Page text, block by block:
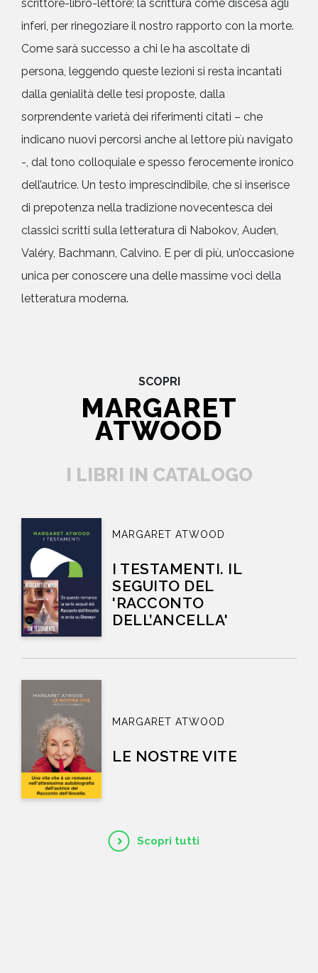
scrittore-libro-lettore; la scrittura come discesa agli
inferi, per rinegoziare il nostro rapporto con la morte.
Come sarà successo a chi le ha ascoltate di
persona, leggendo queste lezioni si resta incantati
dalla genialità delle tesi proposte, dalla
sorprendente varietà dei riferimenti citati – che
indicano nuovi percorsi anche al lettore più navigato
-, dal tono colloquiale e spesso ferocemente ironico
dell’autrice. Un testo imprescindibile, che si inserisce
di prepotenza nella tradizione novecentesca dei
classici scritti sulla letteratura di Nabokov, Auden,
Valéry, Bachmann, Calvino. E per di più, un’occasione
unica per conoscere una delle massime voci della
letteratura moderna.
SCOPRI
MARGARET
ATWOOD
I LIBRI IN CATALOGO
Scopri tutti
MARGARET ATWOOD
I TESTAMENTI. IL
SEGUITO DEL
'RACCONTO
DELL’ANCELLA'
MARGARET ATWOOD
LE NOSTRE VITE